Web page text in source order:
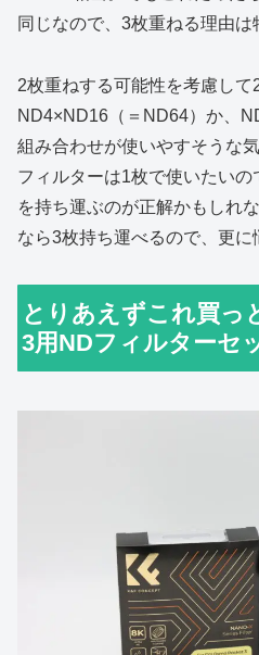
同じなので、3枚重ねる理由は
2枚重ねする可能性を考慮して
ND4×ND16（＝ND64）か、
組み合わせが使いやすそうな
フィルターは1枚で使いたい
を持ち運ぶのが正解かもしれ
なら3枚持ち運べるので、更に
とりあえずこれ買っ
3用NDフィルターセ